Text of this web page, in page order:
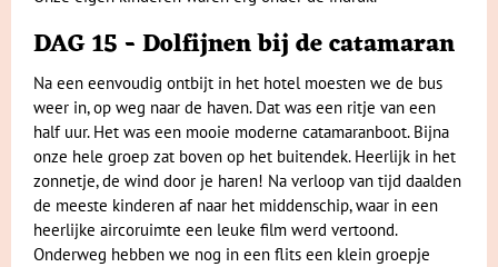
DAG 15 - Dolfijnen bij de catamaran
Na een eenvoudig ontbijt in het hotel moesten we de bus
weer in, op weg naar de haven. Dat was een ritje van een
half uur. Het was een mooie moderne catamaranboot. Bijna
onze hele groep zat boven op het buitendek. Heerlijk in het
zonnetje, de wind door je haren! Na verloop van tijd daalden
de meeste kinderen af naar het middenschip, waar in een
heerlijke aircoruimte een leuke film werd vertoond.
Onderweg hebben we nog in een flits een klein groepje